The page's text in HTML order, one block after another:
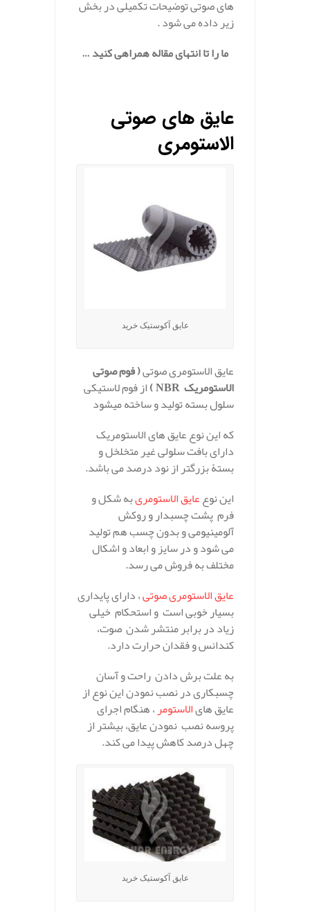
های صوتی توضیحات تکمیلی در بخش
زیر داده می شود .
ما را تا انتهای مقاله همراهی کنید …
عایق های صوتی
الاستومری
عایق آکوستیک خرید
عایق الاستومری صوتی( فوم صوتی
الاستومریک NBR )از فوم لاستیکی
سلول بسته تولید و ساخته میشود
که این نوع عایق های الاستومریک
دارای بافت سلولی غیر متخلخل و
بستۀ بزرگتر از نود درصد می باشد.
این نوععایق الاستومریبه شکل و
فرم پشت چسبدار و روکش
آلومینیومی و بدون چسب هم تولید
می شود و در سایز و ابعاد و اشکال
مختلف به فروش می رسد.
عایق الاستومری صوتی، دارای پایداری
بسیار خوبی است و استحکام خیلی
زیاد در برابر منتشر شدن صوت،
کندانس و فقدان حرارت دارد.
به علت برش دادن راحت و آسان
چسبکاری در نصب نمودن این نوع از
عایق هایالاستومر، هنگام اجرای
پروسه نصب نمودن عایق، بیشتر از
چهل درصد کاهش پیدا می کند.
عایق آکوستیک خرید